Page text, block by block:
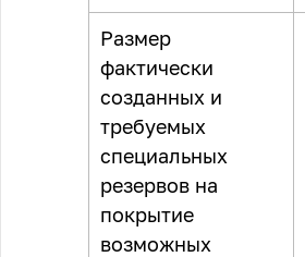
Размер
фактически
созданных и
требуемых
специальных
резервов на
покрытие
возможных